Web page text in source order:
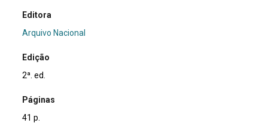
Editora
Arquivo Nacional
Edição
2ª. ed.
Páginas
41 p.